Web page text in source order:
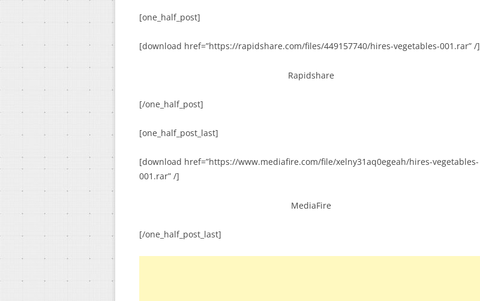
[one_half_post]
[download href=”https://rapidshare.com/files/449157740/hires-vegetables-001.rar” /]
Rapidshare
[/one_half_post]
[one_half_post_last]
[download href=”https://www.mediafire.com/file/xelny31aq0egeah/hires-vegetables-
001.rar” /]
MediaFire
[/one_half_post_last]